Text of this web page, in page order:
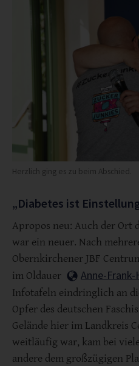
Herzlich ging es zu beim Abschied.
„Diabetes ist
Apropos neu: Auch der Ort
war ein neuer. Nach
Obernkirchener JBF
im Oldauer
Anne-Frank-
Infotafeln eindringlich an
Opfer des deutschen
Gelände hier im Landkreis
weitläufig war, kam bei
andere dem großzügigen